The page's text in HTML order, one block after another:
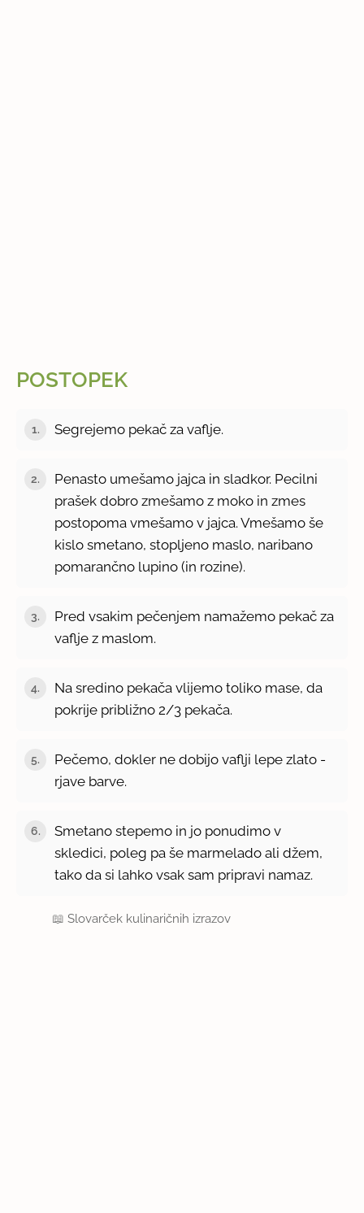
POSTOPEK
1. Segrejemo pekač za vaflje.
2.
Penasto umešamo jajca in sladkor. Pecilni
prašek dobro zmešamo z moko in zmes
postopoma vmešamo v jajca. Vmešamo še
kislo smetano, stopljeno maslo, naribano
pomarančno lupino (in rozine).
3.
Pred vsakim pečenjem namažemo pekač za
vaflje z maslom.
4.
Na sredino pekača vlijemo toliko mase, da
pokrije približno 2/3 pekača.
5.
Pečemo, dokler ne dobijo vaflji lepe zlato -
rjave barve.
6.
Smetano stepemo in jo ponudimo v
skledici, poleg pa še marmelado ali džem,
tako da si lahko vsak sam pripravi namaz.
📖Slovarček kulinaričnih izrazov